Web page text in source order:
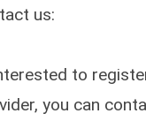
us:
to
you can